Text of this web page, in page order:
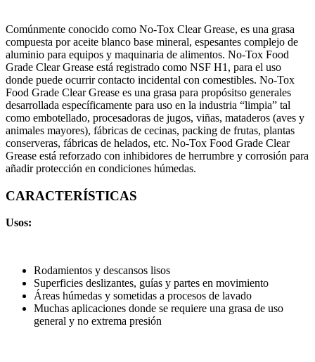
Comúnmente conocido como No-Tox Clear Grease, es una grasa
compuesta por aceite blanco base mineral, espesantes complejo de
aluminio para equipos y maquinaria de alimentos. No-Tox Food
Grade Clear Grease está registrado como NSF H1, para el uso
donde puede ocurrir contacto incidental con comestibles. No-Tox
Food Grade Clear Grease es una grasa para propósitso generales
desarrollada específicamente para uso en la industria “limpia” tal
como embotellado, procesadoras de jugos, viñas, mataderos (aves y
animales mayores), fábricas de cecinas, packing de frutas, plantas
conserveras, fábricas de helados, etc. No-Tox Food Grade Clear
Grease está reforzado con inhibidores de herrumbre y corrosión para
añadir protección en condiciones húmedas.
CARACTERÍSTICAS
Usos:
Rodamientos y descansos lisos
Superficies deslizantes, guías y partes en movimiento
Áreas húmedas y sometidas a procesos de lavado
Muchas aplicaciones donde se requiere una grasa de uso
general y no extrema presión